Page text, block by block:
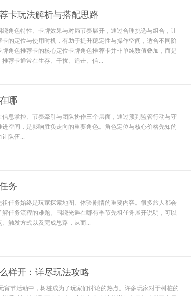
卡玩法解析与搭配思路
角色特性、卡牌效果与对局节奏展开，通过合理挑选与组合，让
的定位与使用时机，有助于提升稳定性与操作空间，适合不同阶
角色推荐卡的核心定位卡牌角色推荐卡并非单纯数值叠加，而是
荐卡通常在生存、干扰、追击、信...
哪
息掌控、节奏牵引与团队协作三个层面，通过预判监管行动与守
空间，是影响胜负走向的重要角色。角色定位与核心价格先知的
队伍...
务
任务始终是玩家探索地图、体验剧情的重要内容。很多旅人都会
任务流程的难题。围绕光遇在哪有季节先祖任务展开说明，可以
触发方式以及完成思路，从而...
样开：详尽玩法攻略
宵节活动中，树桩成为了玩家们讨论的热点。许多玩家对于树桩的